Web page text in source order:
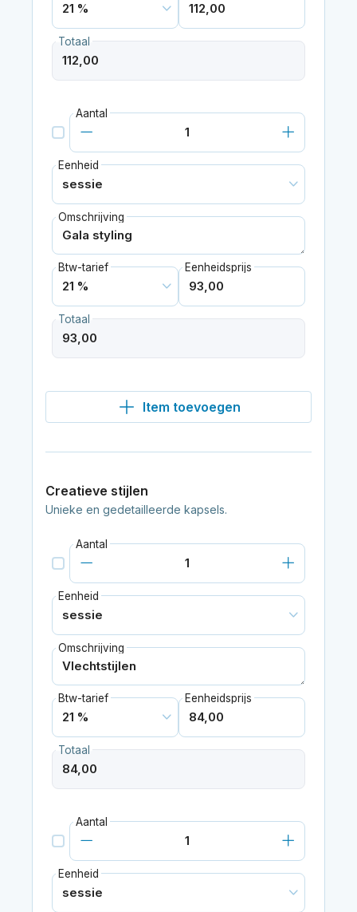
Totaal
Aantal
Eenheid
Omschrijving
Btw-tarief Eenheidsprijs
Totaal
Item toevoegen
Creatieve stijlen
Unieke en gedetailleerde kapsels.
Aantal
Eenheid
Omschrijving
Btw-tarief Eenheidsprijs
Totaal
Aantal
Eenheid